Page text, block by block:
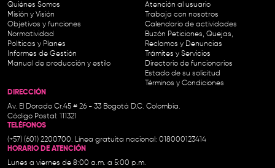
Quiénes Somos
Misión y Visión
Objetivos y funciones
Normatividad
Políticas y Planes
Informes de Gestión
Manual de producción y estilo
Atención al usuario
Trabaja con nosotros
Calendario de actividades
Buzón Peticiones, Quejas,
Reclamos y Denuncias
Trámites y Servicios
Directorio de funcionarios
Estado de su solicitud
Términos y Condiciones
DIRECCIÓN
Av. El Dorado Cr.45 # 26 - 33 Bogotá D.C. Colombia.
Código Postal: 111321
TELÉFONOS
(+57) (601) 2200700. Línea gratuita nacional: 018000123414
HORARIO DE ATENCIÓN
Lunes a viernes de 8:00 a.m. a 5:00 p.m.